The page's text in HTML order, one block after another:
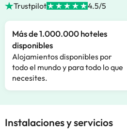
Trustpilot 4.5/5
Más de 1.000.000 hoteles
disponibles
Alojamientos disponibles por
todo el mundo y para todo lo que
necesites.
Instalaciones y servicios